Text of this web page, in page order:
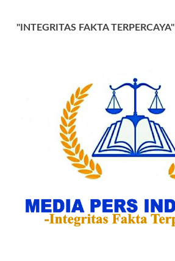
"INTEGRITAS FAKTA TERPERCAYA"